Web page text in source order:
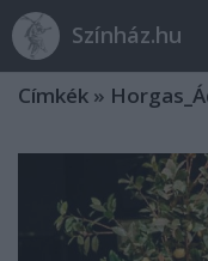
Színház.hu
Címkék »